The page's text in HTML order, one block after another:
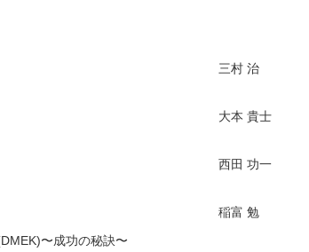
三村 治
大本 貴士
西田 功一
稲富 勉
〜成功の秘訣〜